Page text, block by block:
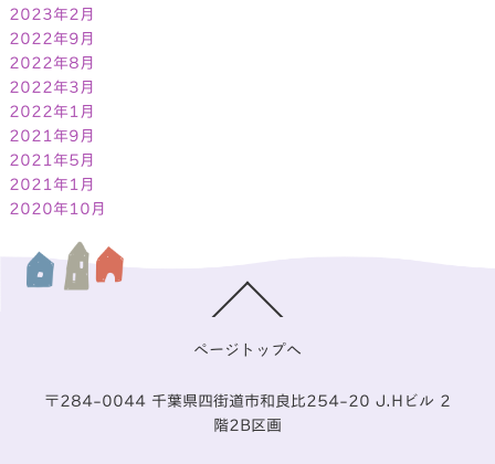
2023年2月
2022年9月
2022年8月
2022年3月
2022年1月
2021年9月
2021年5月
2021年1月
2020年10月
ページトップへ
〒284-0044 千葉県四街道市和良比254-20 J.Hビル 2
階2B区画